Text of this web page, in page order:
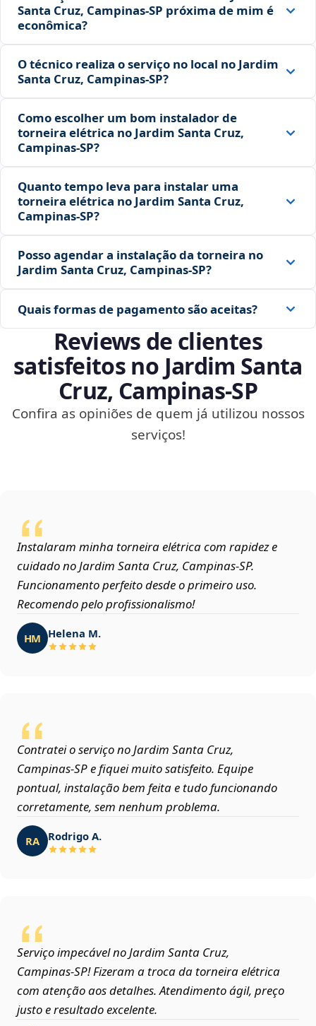
Santa Cruz, Campinas‑SP próxima de mim é
econômica?
O técnico realiza o serviço no local no Jardim
Santa Cruz, Campinas‑SP?
Como escolher um bom instalador de
torneira elétrica no Jardim Santa Cruz,
Campinas‑SP?
Quanto tempo leva para instalar uma
torneira elétrica no Jardim Santa Cruz,
Campinas‑SP?
Posso agendar a instalação da torneira no
Jardim Santa Cruz, Campinas‑SP?
Quais formas de pagamento são aceitas?
Reviews de clientes
satisfeitos no Jardim Santa
Cruz, Campinas‑SP
Confira as opiniões de quem já utilizou nossos
serviços!
Instalaram minha torneira elétrica com rapidez e
cuidado no Jardim Santa Cruz, Campinas‑SP.
Funcionamento perfeito desde o primeiro uso.
Recomendo pelo profissionalismo!
HM Helena M.
Contratei o serviço no Jardim Santa Cruz,
Campinas‑SP e fiquei muito satisfeito. Equipe
pontual, instalação bem feita e tudo funcionando
corretamente, sem nenhum problema.
RA Rodrigo A.
Serviço impecável no Jardim Santa Cruz,
Campinas‑SP! Fizeram a troca da torneira elétrica
com atenção aos detalhes. Atendimento ágil, preço
justo e resultado excelente.